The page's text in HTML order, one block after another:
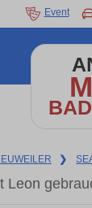
Event
❯
Leon